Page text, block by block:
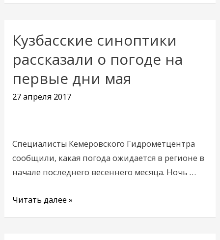
Кузбасские синоптики
рассказали о погоде на
первые дни мая
27 апреля 2017
Специалисты Кемеровского Гидрометцентра
сообщили, какая погода ожидается в регионе в
начале последнего весеннего месяца. Ночь …
Кузбасские
синоптики
рассказали
о
погоде
Читать далее »